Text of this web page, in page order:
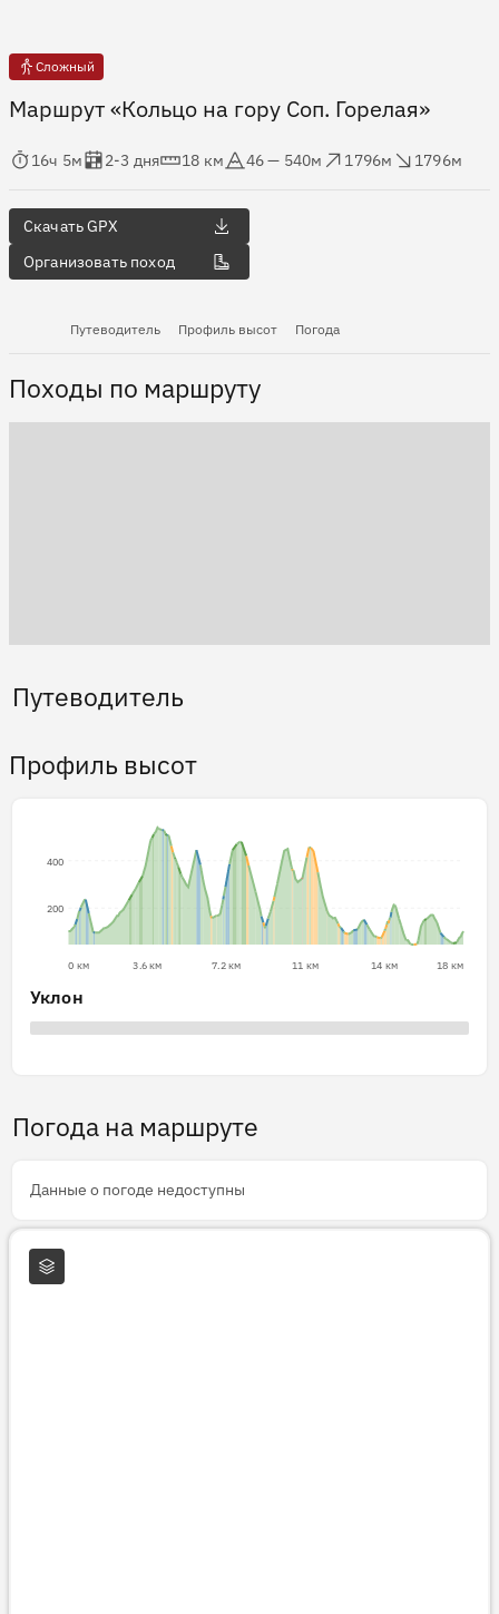
Сложный
Маршрут «Кольцо на гору Соп. Горелая»
в пути
16ч 5м
Оценка в днях
2-3 дня
Дистанция
18 км
Абсолютная высота
46 — 540м
Набор высоты
1796м
Сброс высоты
1796м
Скачать GPX
Организовать поход
Путеводитель Профиль высот Погода
Походы по маршруту
Путеводитель
Профиль высот
200
400
0 км 3.6 км 7.2 км 11 км 14 км 18 км
Уклон
Погода на маршруте
Данные о погоде недоступны